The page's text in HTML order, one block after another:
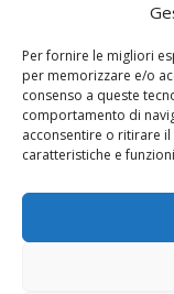
Per fornire le migliori
per memorizzare e/o
consenso a queste
comportamento di
acconsentire o ritirare
caratteristiche e